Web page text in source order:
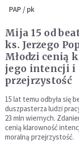
PAP / pk
Mija 15 od
ks. Jerzego
Młodzi cenią
jego intencji i
przejrzystość
15 lat temu odbyła się
duszpasterza ludzi
23 mln wiernych.
cenią klarowność
moralną przejrzystość.